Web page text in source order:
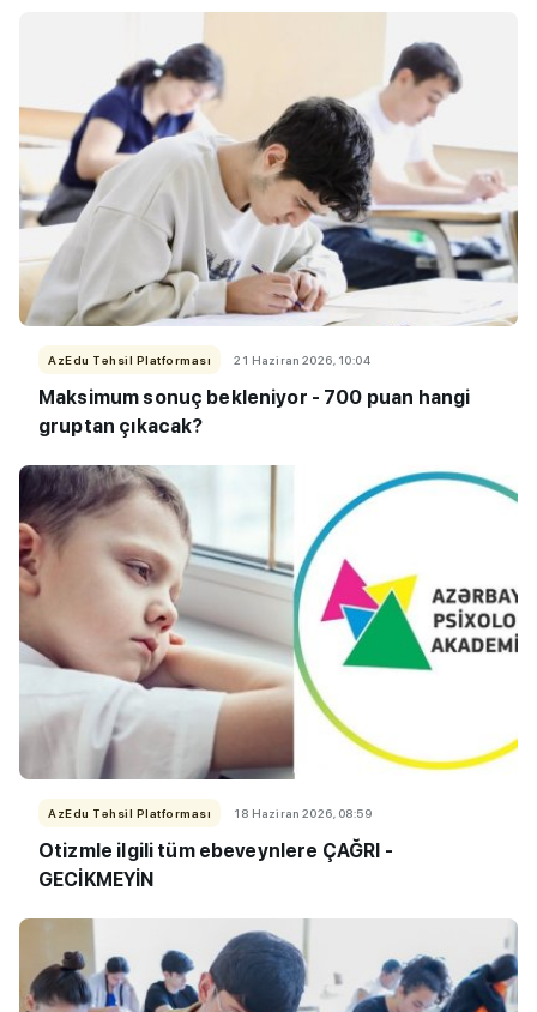
AzEdu Təhsil Platforması 21 Haziran 2026, 10:04
Maksimum sonuç bekleniyor - 700 puan hangi
gruptan çıkacak?
AzEdu Təhsil Platforması 18 Haziran 2026, 08:59
Otizmle ilgili tüm ebeveynlere ÇAĞRI -
GECİKMEYİN